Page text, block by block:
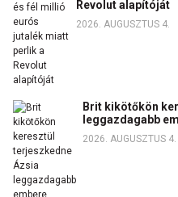
Revolut alapítóját
2026. AUGUSZTUS 4.
Brit kikötőkön
leggazdagabb
2026. AUGUSZTUS 4.